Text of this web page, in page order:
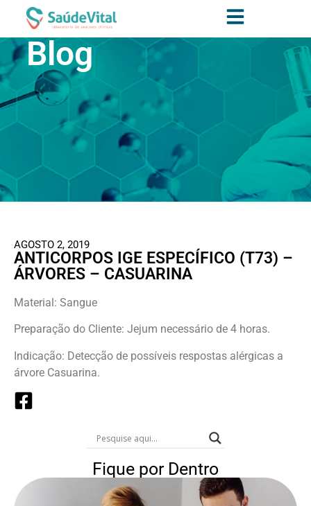
Blog
AGOSTO 2, 2019
ANTICORPOS IGE ESPECÍFICO (T73) –
ÁRVORES – CASUARINA
Material: Sangue
Preparação do Cliente: Jejum necessário de 4 horas.
Indicação: Detecção de possíveis respostas alérgicas a
árvore Casuarina.
Fique por Dentro